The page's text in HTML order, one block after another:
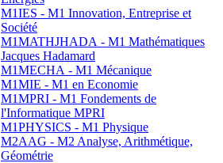
M1IES - M1 Innovation, Entreprise et
Société
M1MATHJHADA - M1 Mathématiques
Jacques Hadamard
M1MECHA - M1 Mécanique
M1MIE - M1 en Economie
M1MPRI - M1 Fondements de
l'Informatique MPRI
M1PHYSICS - M1 Physique
M2AAG - M2 Analyse, Arithmétique,
Géométrie